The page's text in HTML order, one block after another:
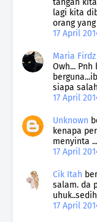
lagi kita
orang
17 April
Maria Firdz
Owh...
siapa
17 April
Unknown
kenapa
menyinta ...
17 April
Cik Itah
salam. da
17 April